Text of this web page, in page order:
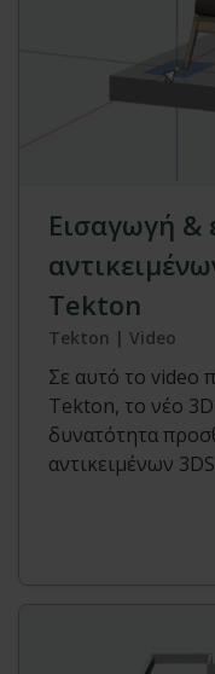
Εισαγωγή &
Tekton
Tekton | Video
Σε αυτό το video
Tekton, το νέο
δυνατότητα
αντικειμένων